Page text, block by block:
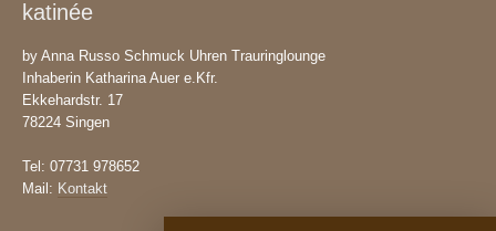
katinée
by Anna Russo Schmuck Uhren Trauringlounge
Inhaberin Katharina Auer e.Kfr.
Ekkehardstr. 17
78224 Singen
Tel: 07731 978652
Mail: Kontakt